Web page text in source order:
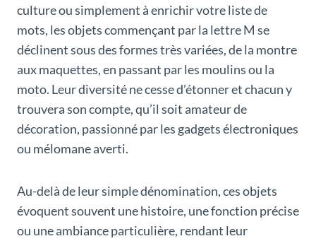
culture ou simplement à enrichir votre liste de
mots, les objets commençant par la lettre M se
déclinent sous des formes très variées, de la montre
aux maquettes, en passant par les moulins ou la
moto. Leur diversité ne cesse d’étonner et chacun y
trouvera son compte, qu’il soit amateur de
décoration, passionné par les gadgets électroniques
ou mélomane averti.
Au-delà de leur simple dénomination, ces objets
évoquent souvent une histoire, une fonction précise
ou une ambiance particulière, rendant leur